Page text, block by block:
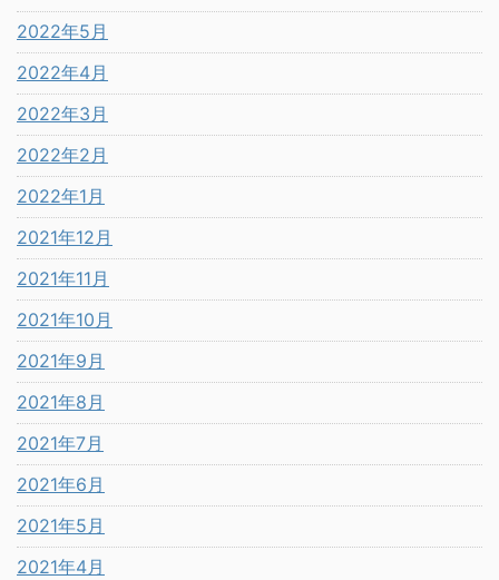
2022年5月
2022年4月
2022年3月
2022年2月
2022年1月
2021年12月
2021年11月
2021年10月
2021年9月
2021年8月
2021年7月
2021年6月
2021年5月
2021年4月